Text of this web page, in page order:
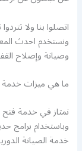
اتصلوا بنا ولا
ونستخدم احدث
وصيانة وإصلاح
ما هي ميزات خدمة
نمتاز في خدمة فتح
وباستخدام برامج
خدمة الصيانة